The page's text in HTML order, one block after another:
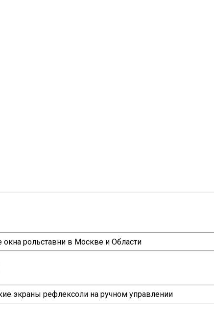
рольставни в Москве и Области
экраны рефлексоли на ручном управлении